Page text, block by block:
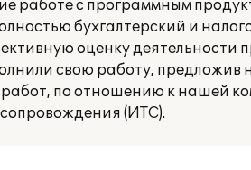
работе с программным
бухгалтерский и
оценку деятельности
свою работу, предложив
по отношению к нашей
(ИТС).